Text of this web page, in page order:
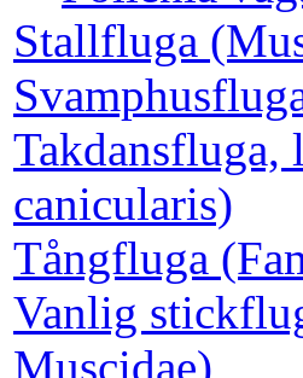
Stallfluga
Takdansfluga,
canicularis)
Tångfluga
Vanlig
Muscidae)